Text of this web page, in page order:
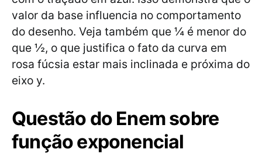
valor da base influencia no comportamento
do desenho. Veja também que ¼ é menor do
que ½, o que justifica o fato da curva em
rosa fúcsia estar mais inclinada e próxima do
eixo y.
Questão do Enem sobre
função exponencial